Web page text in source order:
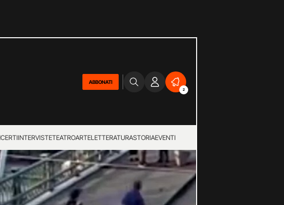
ABBONATI
2
INTERVISTETEATROARTELETTERATURASTORIAEVENTI